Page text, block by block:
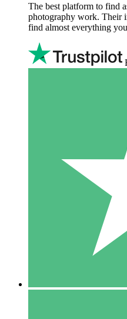
The best platform to find
photography work. Their
find almost everything